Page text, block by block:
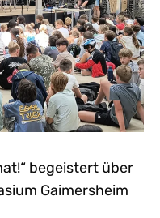
begeistert über
Gaimersheim